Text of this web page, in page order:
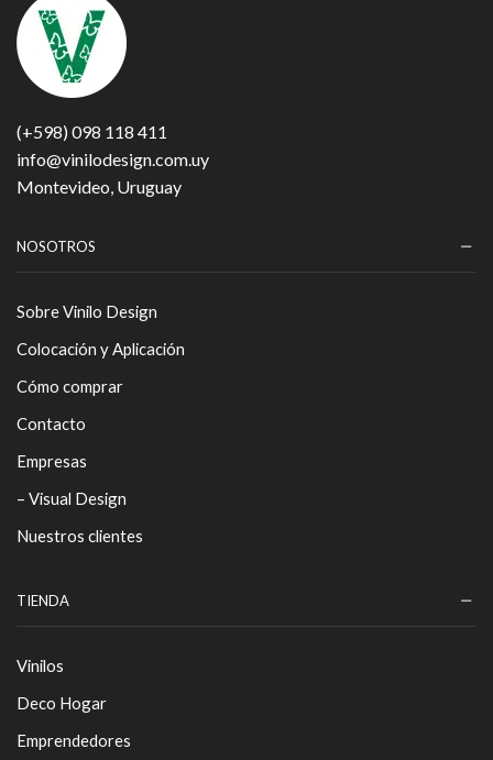
(+598) 098 118 411
info@vinilodesign.com.uy
Montevideo, Uruguay
NOSOTROS
Sobre Vinilo Design
Colocación y Aplicación
Cómo comprar
Contacto
Empresas
– Visual Design
Nuestros clientes
TIENDA
Vinilos
Deco Hogar
Emprendedores